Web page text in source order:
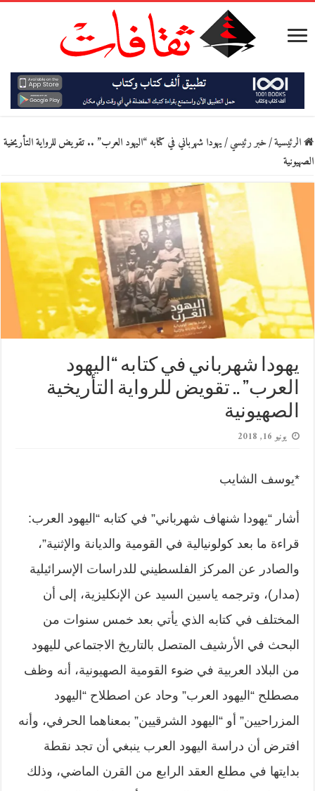
الرئيسية/خبر رئيسي/يهودا شهرباني في كتابه “اليهود العرب” .. تقويض للرواية التأريخية
الصهيونية
يهودا شهرباني في كتابه “اليهود
العرب” .. تقويض للرواية التأريخية
الصهيونية
يونيو 16, 2018
*يوسف الشايب
أشار “يهودا شنهاف شهرباني” في كتابه “اليهود العرب:
قراءة ما بعد كولونيالية في القومية والديانة والإثنية”،
والصادر عن المركز الفلسطيني للدراسات الإسرائيلية
(مدار)، وترجمه ياسين السيد عن الإنكليزية، إلى أن
المختلف في كتابه الذي يأتي بعد خمس سنوات من
البحث في الأرشيف المتصل بالتاريخ الاجتماعي لليهود
من البلاد العربية في ضوء القومية الصهيونية، أنه وظف
مصطلح “اليهود العرب” وحاد عن اصطلاح “اليهود
المزراحيين” أو “اليهود الشرقيين” بمعناهما الحرفي، وأنه
افترض أن دراسة اليهود العرب ينبغي أن تجد نقطة
بدايتها في مطلع العقد الرابع من القرن الماضي، وذلك